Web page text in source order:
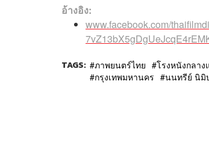
อ้างอิง:
www.facebook.com/
TAGS: ภาพยนตร์ไทย โรงหนังกลาง
กรุงเทพมหานคร
นนทรีย์ นิมิ